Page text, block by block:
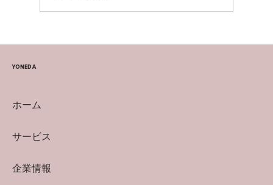
ホーム
サービス
企業情報
YONEDA